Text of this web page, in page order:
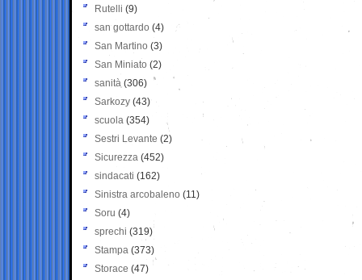
Rutelli (9)
san gottardo (4)
San Martino (3)
San Miniato (2)
sanità (306)
Sarkozy (43)
scuola (354)
Sestri Levante (2)
Sicurezza (452)
sindacati (162)
Sinistra arcobaleno (11)
Soru (4)
sprechi (319)
Stampa (373)
Storace (47)